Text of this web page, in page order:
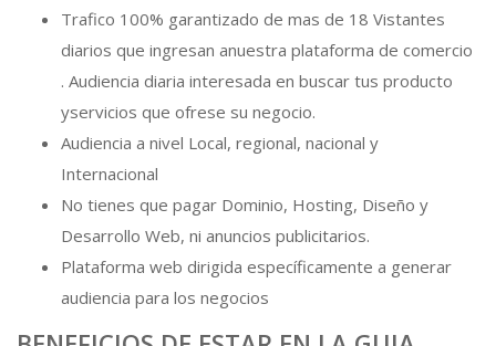
Trafico 100% garantizado de mas de 18 Vistantes
diarios que ingresan anuestra plataforma de comercio
. Audiencia diaria interesada en buscar tus producto
yservicios que ofrese su negocio.
Audiencia a nivel Local, regional, nacional y
Internacional
No tienes que pagar Dominio, Hosting, Diseño y
Desarrollo Web, ni anuncios publicitarios.
Plataforma web dirigida específicamente a generar
audiencia para los negocios